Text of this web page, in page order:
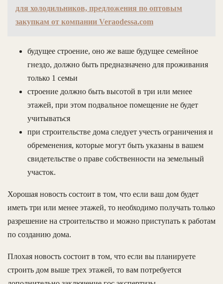
для холодильников, предложения по оптовым
закупкам от компании Veraodessa.com
будущее строение, оно же ваше будущее семейное
гнездо, должно быть предназначено для проживания
только 1 семьи
строение должно быть высотой в три или менее
этажей, при этом подвальное помещение не будет
учитываться
при строительстве дома следует учесть ограничения и
обременения, которые могут быть указаны в вашем
свидетельстве о праве собственности на земельный
участок.
Хорошая новость состоит в том, что если ваш дом будет
иметь три или менее этажей, то необходимо получать только
разрешение на строительство и можно приступать к работам
по созданию дома.
Плохая новость состоит в том, что если вы планируете
строить дом выше трех этажей, то вам потребуется